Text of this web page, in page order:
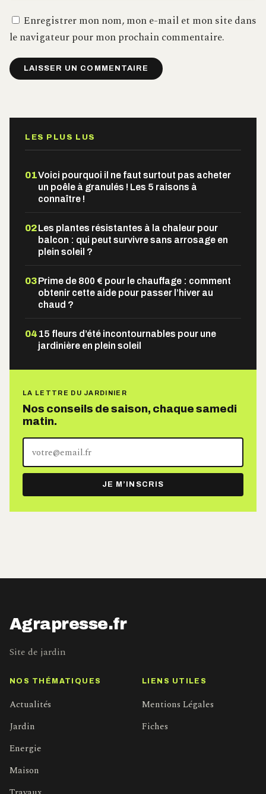
Enregistrer mon nom, mon e-mail et mon site dans
le navigateur pour mon prochain commentaire.
LES PLUS LUS
01Voici pourquoi il ne faut surtout pas acheter
un poêle à granulés ! Les 5 raisons à
connaître !
02Les plantes résistantes à la chaleur pour
balcon : qui peut survivre sans arrosage en
plein soleil ?
03Prime de 800 € pour le chauffage : comment
obtenir cette aide pour passer l’hiver au
chaud ?
04 15 fleurs d’été incontournables pour une
jardinière en plein soleil
LA LETTRE DU JARDINIER
Nos conseils de saison, chaque samedi
matin.
adresse
e-
mail
JE M’INSCRIS
Agrapresse.fr
Site de jardin
NOS THÉMATIQUES
Actualités
Jardin
Energie
Maison
LIENS UTILES
Mentions Légales
Fiches